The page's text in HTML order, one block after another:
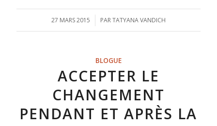
27 MARS 2015
/ PARTATYANA VANDICH
BLOGUE
ACCEPTER LE
CHANGEMENT
PENDANT ET APRÈS LA